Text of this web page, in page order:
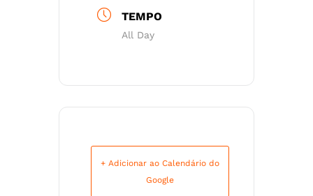
TEMPO
All Day
+ Adicionar ao Calendário do
Google